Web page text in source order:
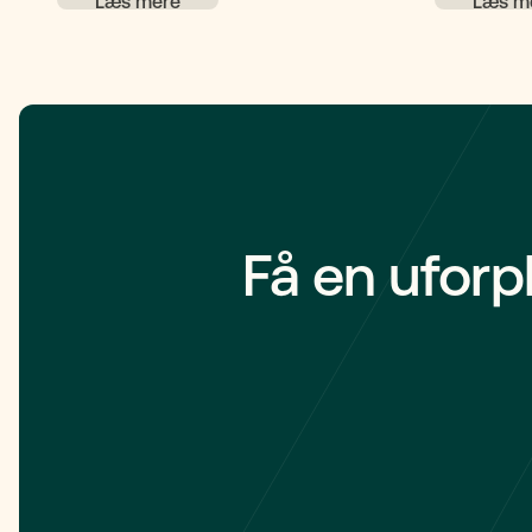
være afgørende redskaber til at sikre
muligheder og deres betingelser.
Få en